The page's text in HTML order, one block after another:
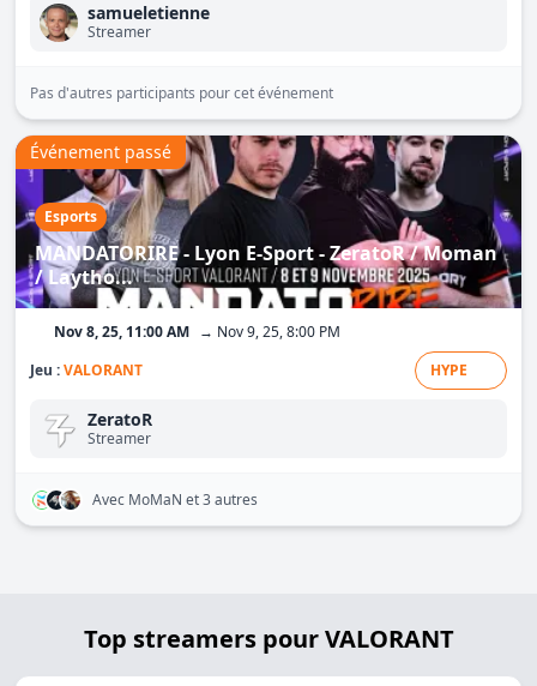
samueletienne
Streamer
Pas d'autres participants pour cet événement
Esports
MANDATORIRE - Lyon E-Sport - ZeratoR / Moman
/ Laytho...
Événement passé
Nov 8, 25, 11:00 AM → Nov 9, 25, 8:00 PM
Jeu :VALORANT HYPE
ZeratoR
Streamer
Avec MoMaN et 3 autres
Top streamers pour VALORANT